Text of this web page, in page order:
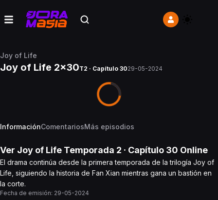
Joy of Life
Joy of Life 2x30T2 · Capítulo 3029-05-2024
InformaciónComentariosMás episodios
Ver Joy of Life Temporada 2 · Capítulo 30 Online
El drama continúa desde la primera temporada de la trilogía Joy of
Life, siguiendo la historia de Fan Xian mientras gana un bastión en
la corte.
Fecha de emisión: 29-05-2024